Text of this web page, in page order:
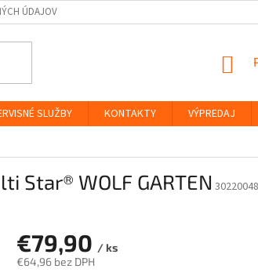
ÚDAJOV
SLUŽBY KONTAKTY VÝPREDAJ
Star® WOLF GARTEN 30220048
€79,90 / ks
€64,96 bez DPH